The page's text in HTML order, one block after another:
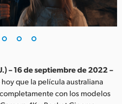
– 16 de septiembre de 2022 –
que la película australiana
con los modelos